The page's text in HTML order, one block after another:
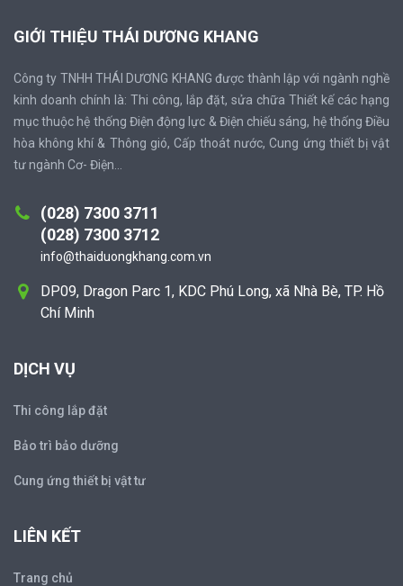
GIỚI THIỆU THÁI DƯƠNG KHANG
Công ty TNHH THÁI DƯƠNG KHANG được thành lập với ngành nghề
kinh doanh chính là: Thi công, lắp đặt, sửa chữa Thiết kế các hạng
mục thuộc hệ thống Điện động lực & Điện chiếu sáng, hệ thống Điều
hòa không khí & Thông gió, Cấp thoát nước, Cung ứng thiết bị vật
tư ngành Cơ- Điện...
(028) 7300 3711
(028) 7300 3712
info@thaiduongkhang.com.vn
DP09, Dragon Parc 1, KDC Phú Long, xã Nhà Bè, TP. Hồ
Chí Minh
DỊCH VỤ
Thi công lắp đặt
Bảo trì bảo dưỡng
Cung ứng thiết bị vật tư
LIÊN KẾT
Trang chủ